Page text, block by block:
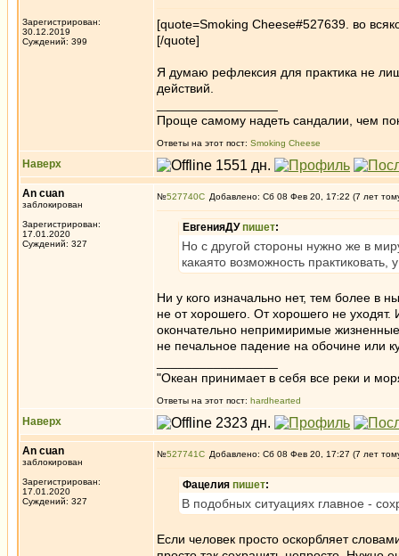
Зарегистрирован:
30.12.2019
Суждений: 399
[quote=Smoking Cheese#527639. во
[/quote]
Я думаю рефлексия для практика не
действий.
Проще самому надеть сандалии, чем
Ответы на этот пост: Smoking Cheese
Наверх
An cuan
заблокирован
Зарегистрирован:
17.01.2020
Суждений: 327
№527740 Добавлено: Сб 08 Фев 20, 17:22 (7 лет
ЕвгенияДУпишет:
Но с другой стороны нужно же в
какаято возможность практиковать,
Ни у кого изначально нет, тем более в
не от хорошего. От хорошего не уходят.
окончательно непримиримые
не печальное падение на обочине или
"Океан принимает в себя все реки и
Ответы на этот пост: hardhearted
Наверх
An cuan
заблокирован
Зарегистрирован:
17.01.2020
Суждений: 327
№527741 Добавлено: Сб 08 Фев 20, 17:27 (7 лет
Фацелия пишет:
В подобных ситуациях главное -
Если человек просто оскорбляет